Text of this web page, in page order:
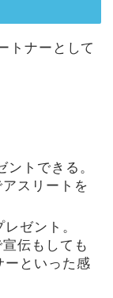
トナーとして
トできる。
スリートを
ゼント。
伝もしても
ーといった感